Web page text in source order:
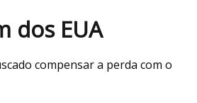
dos EUA
compensar a perda com o